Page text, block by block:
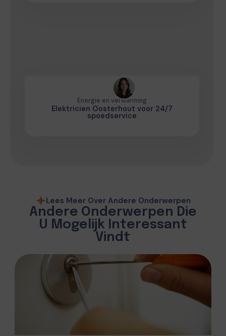
Energie en verwarming
Elektricien Oosterhout voor 24/7
spoedservice
Lees Meer Over Andere Onderwerpen
Andere Onderwerpen Die
U Mogelijk Interessant
Vindt